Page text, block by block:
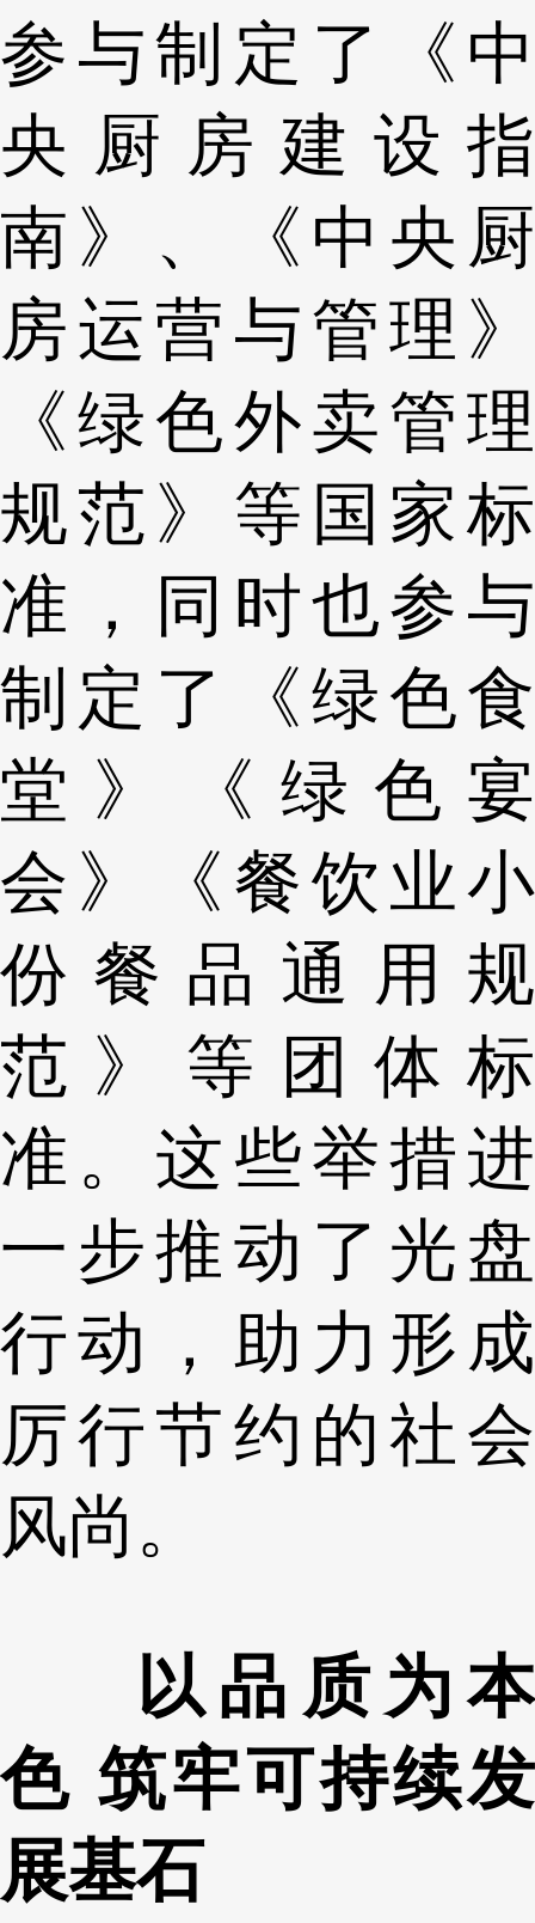
参与制定了《中
央厨房建设指
南》、《中央厨
房运营与管理》
《绿色外卖管理
规范》等国家标
准，同时也参与
制定了《绿色食
堂》《绿色宴
会》《餐饮业小
份餐品通用规
范》等团体标
准。这些举措进
一步推动了光盘
行动，助力形成
厉行节约的社会
风尚。
以品质为本
色 筑牢可持续发
展基石